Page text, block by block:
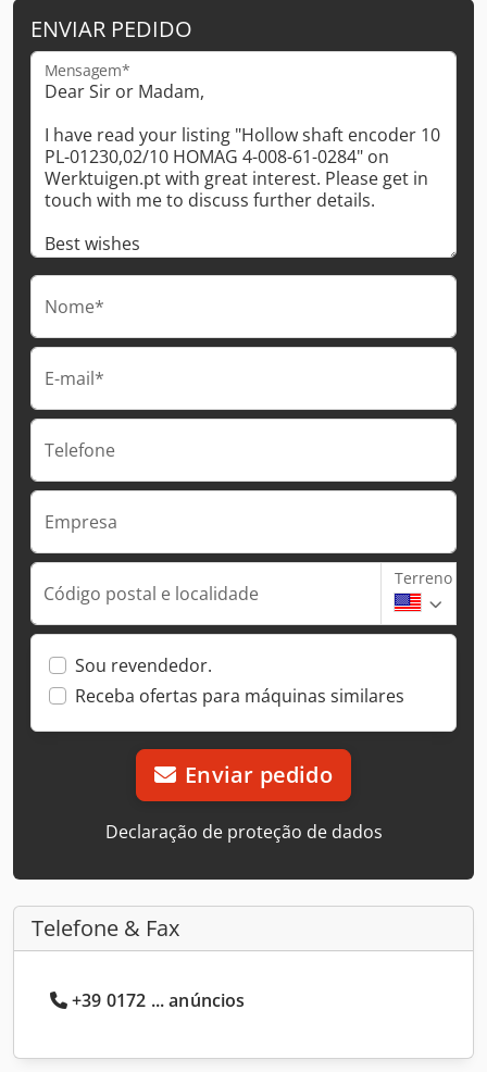
ENVIAR PEDIDO
Mensagem*
Nome*
E-mail*
Telefone
Empresa
Código postal e localidade
Terreno
Sou revendedor.
Receba ofertas para máquinas similares
Enviar pedido
Declaração de proteção de dados
Telefone & Fax
+39 0172 ... anúncios